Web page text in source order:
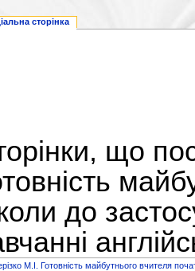
що
до
М.І. Готовність майбутнього вчителя
сторінка